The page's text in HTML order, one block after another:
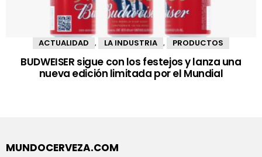
ACTUALIDAD , LA INDUSTRIA , PRODUCTOS
BUDWEISER sigue con los festejos y lanza una
nueva edición limitada por el Mundial
MUNDOCERVEZA.COM